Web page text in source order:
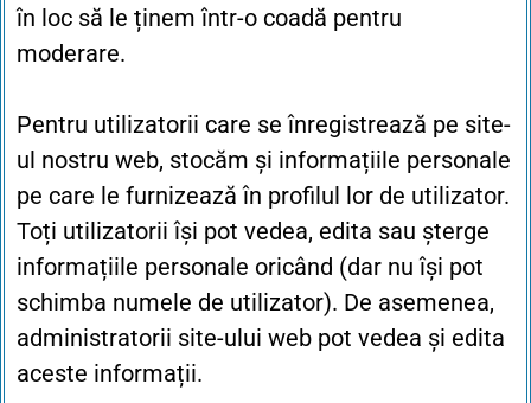
în loc să le ținem într-o coadă pentru
moderare.
Pentru utilizatorii care se înregistrează pe site-
ul nostru web, stocăm și informațiile personale
pe care le furnizează în profilul lor de utilizator.
Toți utilizatorii își pot vedea, edita sau șterge
informațiile personale oricând (dar nu își pot
schimba numele de utilizator). De asemenea,
administratorii site-ului web pot vedea și edita
aceste informații.